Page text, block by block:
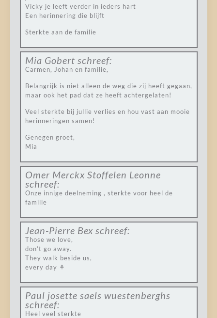
Vicky je leeft verder in ieders hart
Een herinnering die blijft
Sterkte aan de familie
Mia Gobert schreef:
Carmen, Johan en familie,
Belangrijk is niet alleen de weg die zij heeft gegaan,
maar ook het pad dat ze heeft achtergelaten!
Veel sterkte bij jullie verlies en hou vast aan mooie
herinneringen samen!
Genegen groet,
Mia
Omer Merckx Stoffelen Leonne
schreef:
Onze innige deelneming , sterkte voor heel de
familie
Jean-Pierre Bex schreef:
Those we love,
don’t go away.
They walk beside us,
every day ⚘
Paul josette saels wuestenberghs
schreef:
Heel veel sterkte